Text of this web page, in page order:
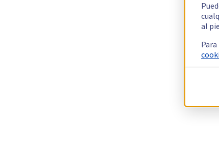
al